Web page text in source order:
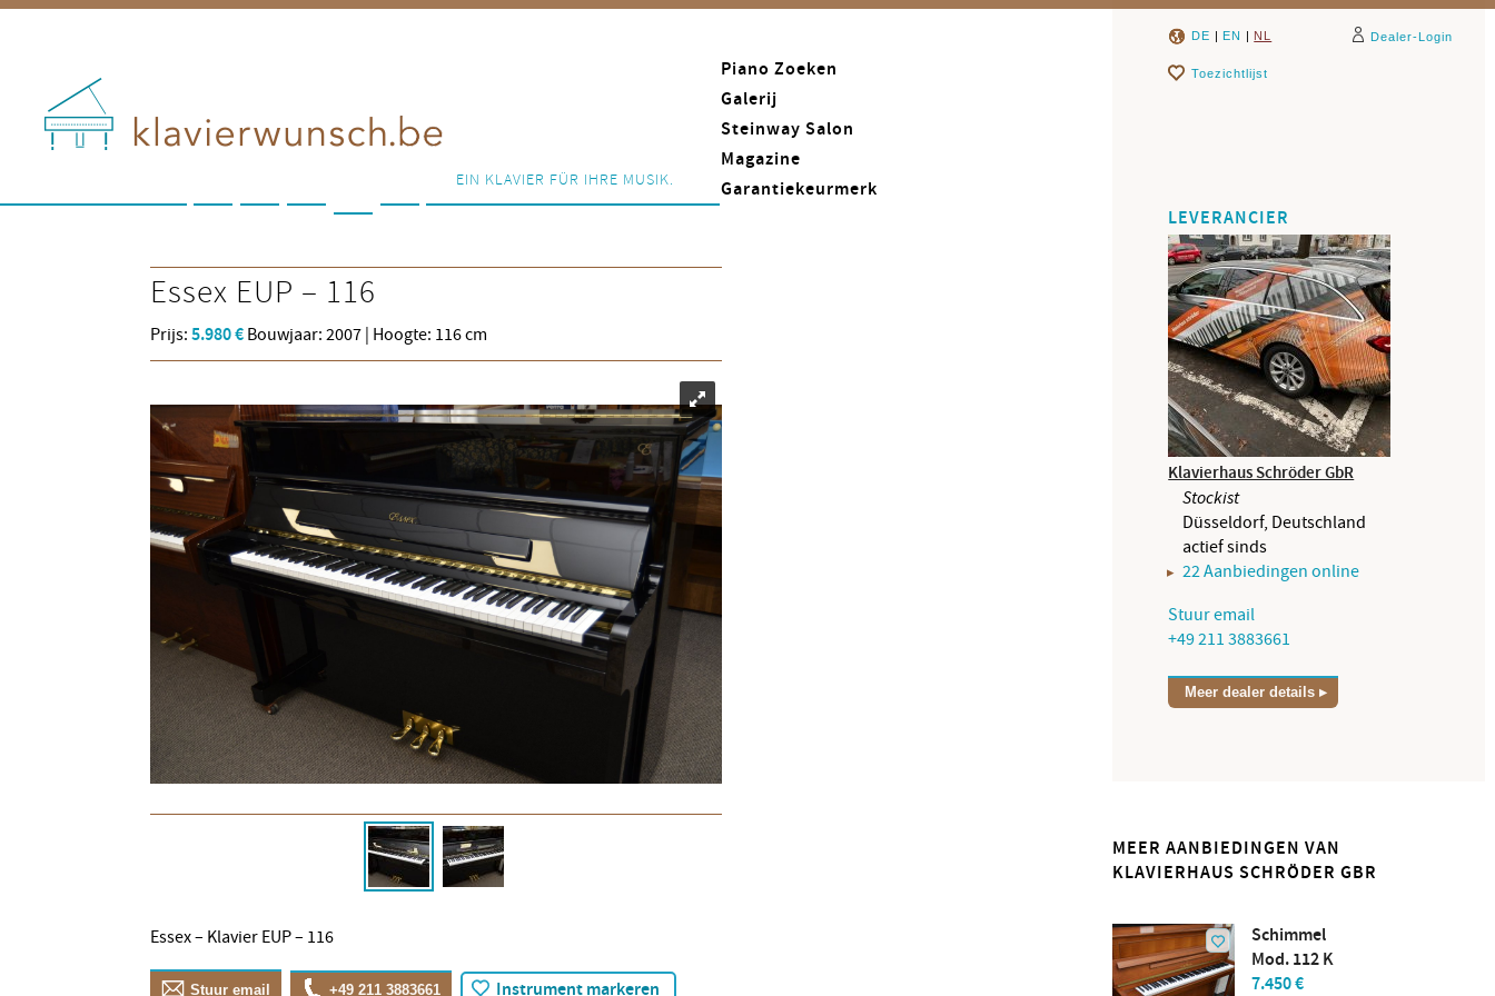
EIN KLAVIER FÜR IHRE MUSIK.
Piano Zoeken
Galerij
Steinway Salon
Magazine
Garantiekeurmerk
Essex EUP – 116
Prijs: 5.980 € Bouwjaar: 2007 | Hoogte: 116 cm
Essex – Klavier EUP – 116
Stuur email +49 211 3883661 Instrument markeren
DE | EN | NL Dealer-Login
Toezichtlijst
LEVERANCIER
Klavierhaus Schröder GbR
Stockist
Düsseldorf, Deutschland
actief sinds
22 Aanbiedingen online
Stuur email
+49 211 3883661
Meer dealer details
MEER AANBIEDINGEN VAN
KLAVIERHAUS SCHRÖDER GBR
Schimmel
Mod. 112 K
7.450 €